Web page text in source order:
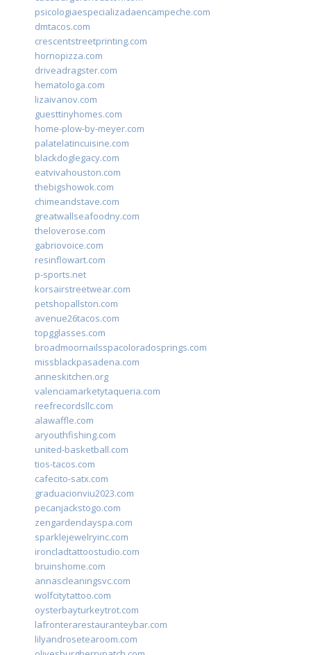
psicologiaespecializadaencampeche.com
dmtacos.com
crescentstreetprinting.com
hornopizza.com
driveadragster.com
hematologa.com
lizaivanov.com
guesttinyhomes.com
home-plow-by-meyer.com
palatelatincuisine.com
blackdoglegacy.com
eatvivahouston.com
thebigshowok.com
chimeandstave.com
greatwallseafoodny.com
theloverose.com
gabriovoice.com
resinflowart.com
p-sports.net
korsairstreetwear.com
petshopallston.com
avenue26tacos.com
topgglasses.com
broadmoornailsspacoloradosprings.com
missblackpasadena.com
anneskitchen.org
valenciamarketytaqueria.com
reefrecordsllc.com
alawaffle.com
aryouthfishing.com
united-basketball.com
tios-tacos.com
cafecito-satx.com
graduacionviu2023.com
pecanjackstogo.com
zengardendayspa.com
sparklejewelryinc.com
ironcladtattoostudio.com
bruinshome.com
annascleaningsvc.com
wolfcitytattoo.com
oysterbayturkeytrot.com
lafronterarestauranteybar.com
lilyandrosetearoom.com